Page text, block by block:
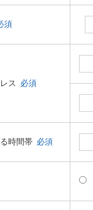
須
ス 必須
時間帯 必須